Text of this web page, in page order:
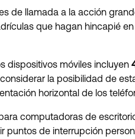
de llamada a la acción
que hagan hincapié
dispositivos móviles incluyen
la posibilidad de
horizontal de los
computadoras de
de interrupción